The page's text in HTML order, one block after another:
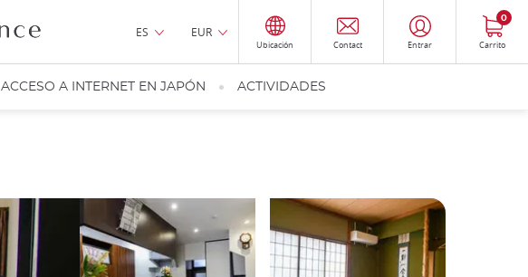
ES EUR
Ubicación Contact Entrar Carrito
0
ACCESO A INTERNET EN JAPÓN ACTIVIDADES